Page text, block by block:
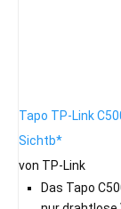
Tapo TP-Link
Sichtb*
von TP-Link
Das Tapo